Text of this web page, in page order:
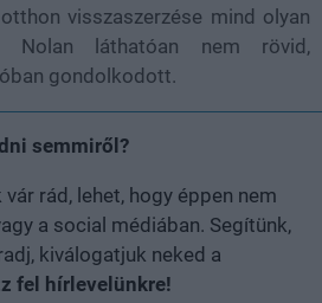
visszaszerzése mind olyan
Nolan láthatóan nem rövid,
gondolkodott.
semmiről?
rád, lehet, hogy éppen nem
a social médiában. Segítünk,
kiválogatjuk neked a
fel hírlevelünkre!